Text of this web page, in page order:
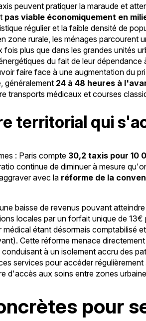
peuvent pratiquer la maraude et
pas viable économiquement en
régulier et la faible densité de
zone rurale, les ménages parcourent
plus que dans les grandes unités
du fait de leur
faire face à une augmentation du
généralement 24 à 48 heures à
transports médicaux et courses
territorial qui
: Paris compte 30,2 taxis pour 10
continue de diminuer à mesure
avec la réforme de la
baisse de revenus pouvant
locales par un forfait unique de
étant désormais comptabilisé
Cette réforme menace
à un isolement accru des
services pour accéder
d'accès aux soins entre zones
pour